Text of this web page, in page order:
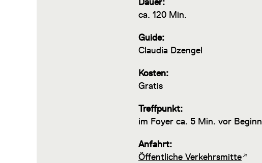
ca. 120 Min.
Guide:
Claudia Dzengel
Kosten:
Gratis
Treffpunkt:
im Foyer ca. 5 Min. vor Beginn
Anfahrt:
Öffentliche Verkehrsmitte